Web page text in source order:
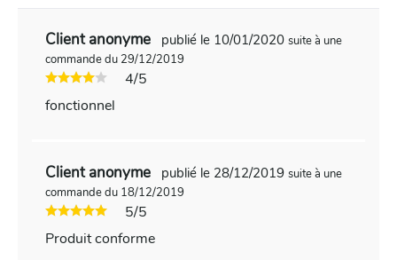
Client anonyme publié le 10/01/2020 suite à une
commande du 29/12/2019
4/5
fonctionnel
Client anonyme publié le 28/12/2019 suite à une
commande du 18/12/2019
5/5
Produit conforme